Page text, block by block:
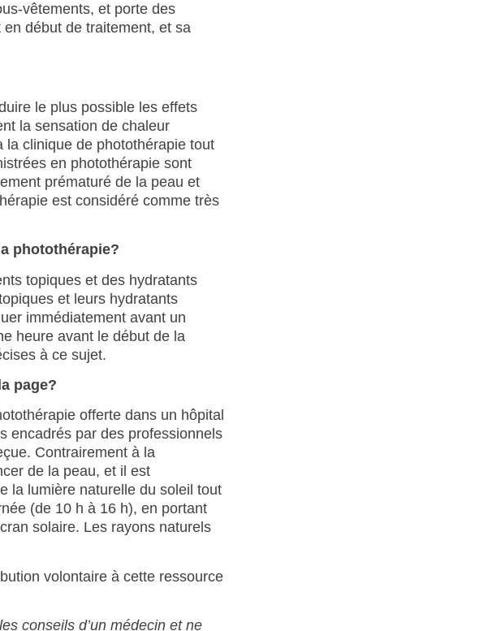
vêtements, et porte des
en début de traitement, et sa
le plus possible les effets
la sensation de chaleur
clinique de photothérapie tout
en photothérapie sont
prématuré de la peau et
est considéré comme très
photothérapie?
topiques et des hydratants
et leurs hydratants
immédiatement avant un
heure avant le début de la
à ce sujet.
page?
offerte dans un hôpital
encadrés par des professionnels
Contrairement à la
de la peau, et il est
la lumière naturelle du soleil tout
(de 10 h à 16 h), en portant
solaire. Les rayons naturels
volontaire à cette ressource
conseils d’un médecin et ne